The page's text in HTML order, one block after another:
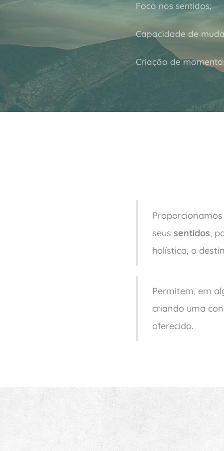
Foco nos sentidos;
Capacidade de
Criação de
seus sentidos,
holística, o
Permitem, em
criando uma
oferecido.